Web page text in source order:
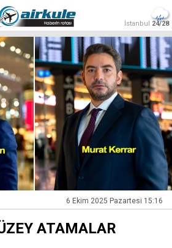
İstanbul 24/28
6 Ekim 2025 Pazartesi 15:16
ATAMALAR